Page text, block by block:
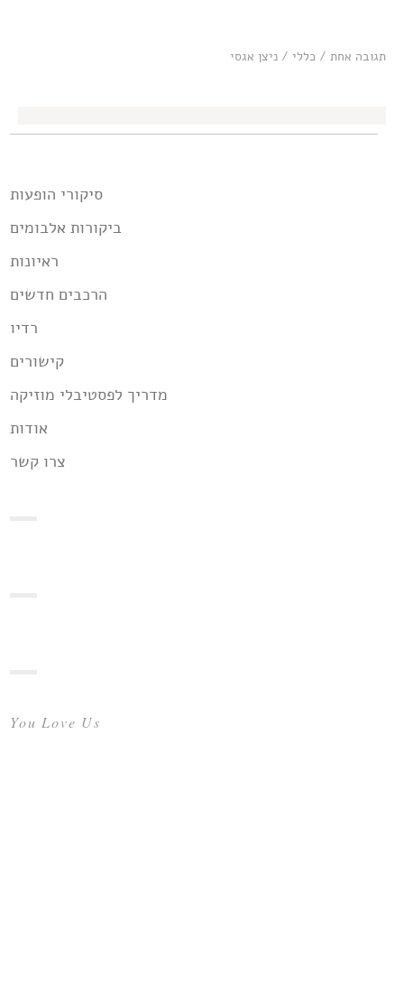
תגובה אחת / כללי / ניצן אגסי
סיקורי הופעות
ביקורות אלבומים
ראיונות
הרכבים חדשים
רדיו
קישורים
מדריך לפסטיבלי מוזיקה
אודות
צרו קשר
You Love Us